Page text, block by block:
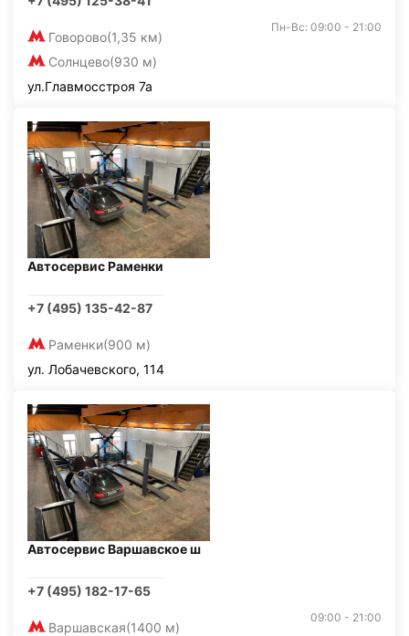
Говорово(1,35 км)
Солнцево(930 м)
Пн-Вс: 09:00 - 21:00
ул.Главмосстроя 7а
Автосервис Раменки
+7 (495) 135-42-87
Раменки(900 м)
ул. Лобачевского, 114
Автосервис Варшавское ш
+7 (495) 182-17-65
Варшавская(1400 м)
09:00 - 21:00